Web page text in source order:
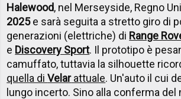
Halewood, nel Merseyside, Regno
2025e sarà seguita a stretto giro di
generazioni (elettriche) di Range
e Discovery Sport. Il prototipo è
camuffato, tuttavia la silhouette
quella diVelarattuale. Un'auto il cui
lungo incerto. Sino alla conferma del